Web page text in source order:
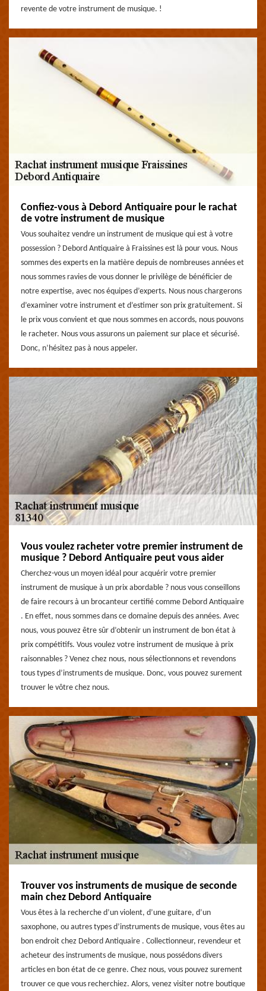
revente de votre instrument de musique. !
Confiez-vous à Debord Antiquaire pour le rachat
de votre instrument de musique
Vous souhaitez vendre un instrument de musique qui est à votre
possession ? Debord Antiquaire à Fraissines est là pour vous. Nous
sommes des experts en la matière depuis de nombreuses années et
nous sommes ravies de vous donner le privilège de bénéficier de
notre expertise, avec nos équipes d’experts. Nous nous chargerons
d’examiner votre instrument et d’estimer son prix gratuitement. Si
le prix vous convient et que nous sommes en accords, nous pouvons
le racheter. Nous vous assurons un paiement sur place et sécurisé.
Donc, n’hésitez pas à nous appeler.
Vous voulez racheter votre premier instrument de
musique ? Debord Antiquaire peut vous aider
Cherchez-vous un moyen idéal pour acquérir votre premier
instrument de musique à un prix abordable ? nous vous conseillons
de faire recours à un brocanteur certifié comme Debord Antiquaire
. En effet, nous sommes dans ce domaine depuis des années. Avec
nous, vous pouvez être sûr d’obtenir un instrument de bon état à
prix compétitifs. Vous voulez votre instrument de musique à prix
raisonnables ? Venez chez nous, nous sélectionnons et revendons
tous types d’instruments de musique. Donc, vous pouvez surement
trouver le vôtre chez nous.
Trouver vos instruments de musique de seconde
main chez Debord Antiquaire
Vous êtes à la recherche d’un violent, d’une guitare, d’un
saxophone, ou autres types d’instruments de musique, vous êtes au
bon endroit chez Debord Antiquaire . Collectionneur, revendeur et
acheteur des instruments de musique, nous possédons divers
articles en bon état de ce genre. Chez nous, vous pouvez surement
trouver ce que vous recherchiez. Alors, venez visiter notre boutique